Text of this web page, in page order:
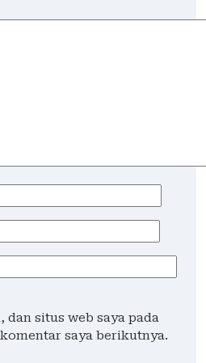
dan situs web saya pada
saya berikutnya.